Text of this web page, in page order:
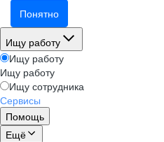
Понятно
Ищу работу
Ищу работу
Ищу работу
Ищу сотрудника
Сервисы
Помощь
Ещё